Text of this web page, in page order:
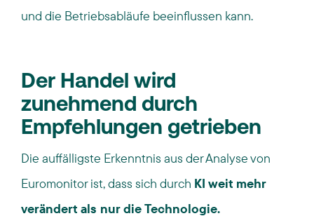
und die Betriebsabläufe beeinflussen kann.
Der Handel wird
zunehmend durch
Empfehlungen getrieben
Die auffälligste Erkenntnis aus der Analyse von
Euromonitor ist, dass sich durch KI weit mehr
verändert als nur die Technologie.